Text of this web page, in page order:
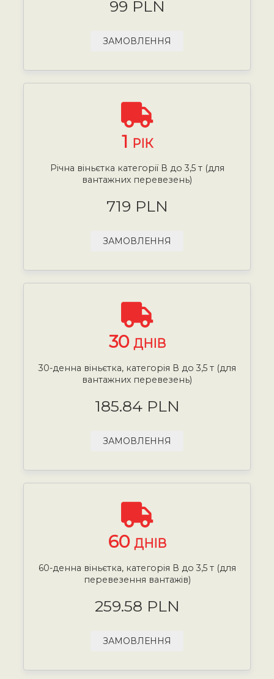
99 PLN
ЗАМОВЛЕННЯ
1 РІК
Річна віньєтка категорії В до 3,5 т (для
вантажних перевезень)
719 PLN
ЗАМОВЛЕННЯ
30 ДНІВ
30-денна віньєтка, категорія В до 3,5 т (для
вантажних перевезень)
185.84 PLN
ЗАМОВЛЕННЯ
60 ДНІВ
60-денна віньєтка, категорія В до 3,5 т (для
перевезення вантажів)
259.58 PLN
ЗАМОВЛЕННЯ